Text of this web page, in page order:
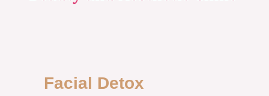
Facial Detox